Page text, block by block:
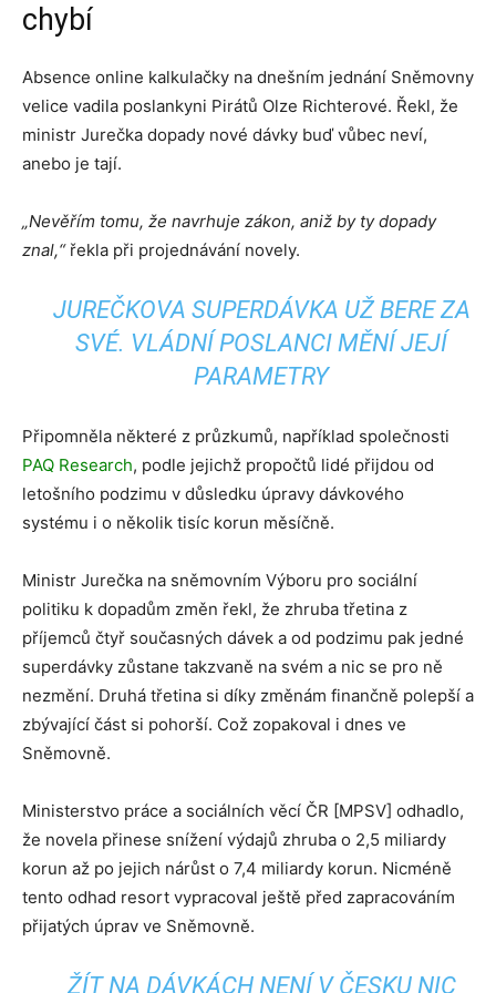
chybí
Absence online kalkulačky na dnešním jednání Sněmovny
velice vadila poslankyni Pirátů Olze Richterové. Řekl, že
ministr Jurečka dopady nové dávky buď vůbec neví,
anebo je tají.
„Nevěřím tomu, že navrhuje zákon, aniž by ty dopady
znal,“ řekla při projednávání novely.
JUREČKOVA SUPERDÁVKA UŽ BERE ZA
SVÉ. VLÁDNÍ POSLANCI MĚNÍ JEJÍ
PARAMETRY
Připomněla některé z průzkumů, například společnosti
PAQ Research, podle jejichž propočtů lidé přijdou od
letošního podzimu v důsledku úpravy dávkového
systému i o několik tisíc korun měsíčně.
Ministr Jurečka na sněmovním Výboru pro sociální
politiku k dopadům změn řekl, že zhruba třetina z
příjemců čtyř současných dávek a od podzimu pak jedné
superdávky zůstane takzvaně na svém a nic se pro ně
nezmění. Druhá třetina si díky změnám finančně polepší a
zbývající část si pohorší. Což zopakoval i dnes ve
Sněmovně.
Ministerstvo práce a sociálních věcí ČR [MPSV] odhadlo,
že novela přinese snížení výdajů zhruba o 2,5 miliardy
korun až po jejich nárůst o 7,4 miliardy korun. Nicméně
tento odhad resort vypracoval ještě před zapracováním
přijatých úprav ve Sněmovně.
ŽÍT NA DÁVKÁCH NENÍ V ČESKU NIC